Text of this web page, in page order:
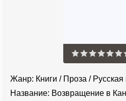
Жанр: Книги / Проза / Русская
Название: Возвращение в